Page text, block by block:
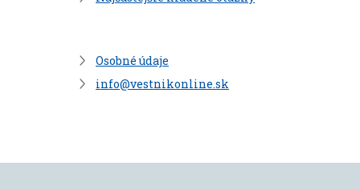
Osobné údaje
info@vestnikonline.sk